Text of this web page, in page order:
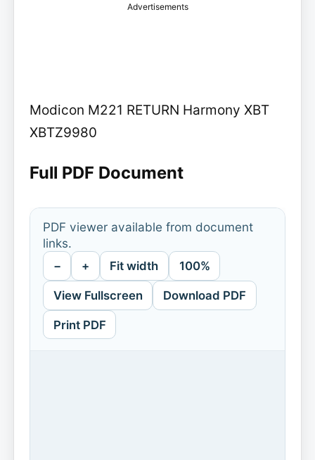
Advertisements
Modicon M221 RETURN Harmony XBT
XBTZ9980
Full PDF Document
PDF viewer available from document
links.
− + Fit width 100%
View Fullscreen Download PDF
Print PDF